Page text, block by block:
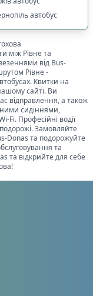
1
0
1
1
0
0
автобус
між Рівнета
від Bus-
Рівне-
Квитки на
сайті. Ви
відправлення, а також
сидіннями,
Fi. Професійні водії
Замовляйте
Donas та подорожуйте
та
та відкрийте для себе
!